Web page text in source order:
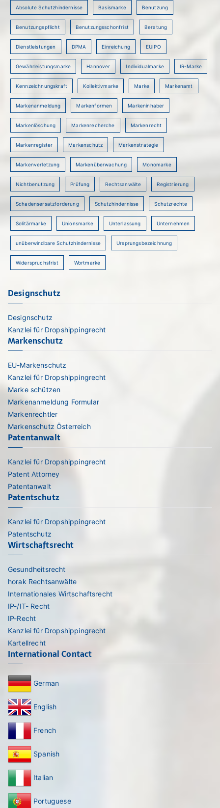
Absolute Schutzhindernisse Basismarke Benutzung
Benutzungspflicht Benutzungsschonfrist Beratung
Dienstleistungen DPMA Einreichung EUIPO
Gewährleistungsmarke Hannover Individualmarke IR-Marke
Kennzeichnungskraft Kollektivmarke Marke Markenamt
Markenanmeldung Markenformen Markeninhaber
Markenlöschung Markenrecherche Markenrecht
Markenregister Markenschutz Markenstrategie
Markenverletzung Markenüberwachung Monomarke
Nichtbenutzung Prüfung Rechtsanwälte Registrierung
Schadensersatzforderung Schutzhindernisse Schutzrechte
Solitärmarke Unionsmarke Unterlassung Unternehmen
unüberwindbare Schutzhindernisse Ursprungsbezeichnung
Widerspruchsfrist Wortmarke
Designschutz
Designschutz
Kanzlei für Dropshippingrecht
Markenschutz
EU-Markenschutz
Kanzlei für Dropshippingrecht
Marke schützen
Markenanmeldung Formular
Markenrechtler
Markenschutz Österreich
Patentanwalt
Kanzlei für Dropshippingrecht
Patent Attorney
Patentanwalt
Patentschutz
Kanzlei für Dropshippingrecht
Patentschutz
Wirtschaftsrecht
Gesundheitsrecht
horak Rechtsanwälte
Internationales Wirtschaftsrecht
IP-/IT- Recht
IP-Recht
Kanzlei für Dropshippingrecht
Kartellrecht
International Contact
German
English
French
Spanish
Italian
Portuguese